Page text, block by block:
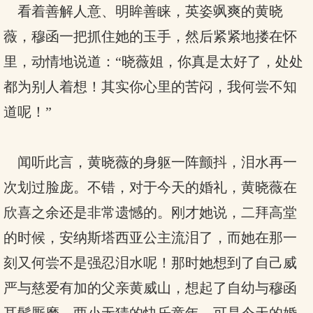
看着善解人意、明眸善睐，英姿飒爽的黄晓
薇，穆函一把抓住她的玉手，然后紧紧地搂在怀
里，动情地说道：“晓薇姐，你真是太好了，处处
都为别人着想！其实你心里的苦闷，我何尝不知
道呢！”
闻听此言，黄晓薇的身躯一阵颤抖，泪水再一
次划过脸庞。不错，对于今天的婚礼，黄晓薇在
欣喜之余还是非常遗憾的。刚才她说，二拜高堂
的时候，安纳斯塔西亚公主流泪了，而她在那一
刻又何尝不是强忍泪水呢！那时她想到了自己威
严与慈爱有加的父亲黄威山，想起了自幼与穆函